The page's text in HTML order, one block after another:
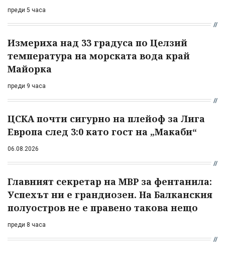
преди 5 часа
Измериха над 33 градуса по Целзий
температура на морската вода край
Майорка
преди 9 часа
ЦСКА почти сигурно на плейоф за Лига
Европа след 3:0 като гост на „Макаби“
06.08.2026
Главният секретар на МВР за фентанила:
Успехът ни е грандиозен. На Балканския
полуостров не е правено такова нещо
преди 8 часа